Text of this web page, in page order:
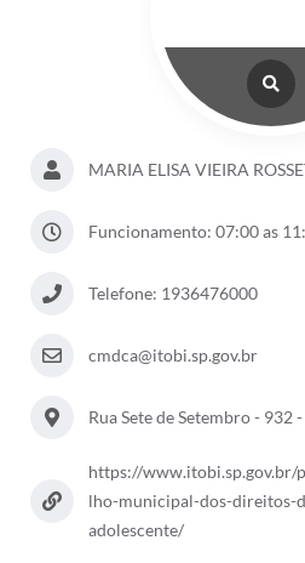
Relação de Cargos e Salários
Galeria de Fotos
Editais
Telefones Úteis
MARIA ELISA VIEIRA
Funcionamento: 07:00 as
Telefone: 1936476000
cmdca@itobi.sp.gov.br
Rua Sete de Setembro - 932
https://www.itobi.sp.gov.br/
lho-municipal-dos-direitos-
adolescente/